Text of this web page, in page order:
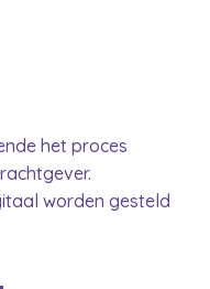
het proces
worden gesteld